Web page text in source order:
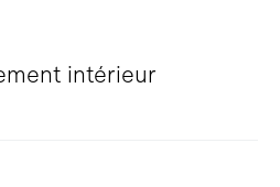
intérieur